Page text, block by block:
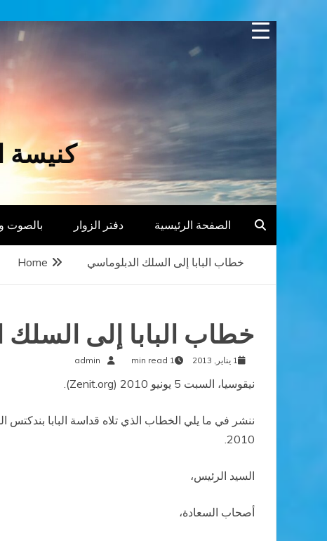
Skip
كنيسة
الصفحة الرئيسية دفتر الزوار بالصوت
Home خطاب البابا إلى السلك الدبلوماسي
خطاب البابا إلى
1 يناير, 2013 1 min read
admin
نيقوسيا، السبت 5 يونيو 2010 ( Zenit.org
).
2010.
السيد الرئيس،
أصحاب السعادة،